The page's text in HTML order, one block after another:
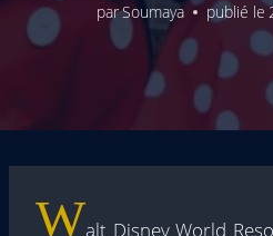
parSoumaya publié le
Walt Disney World